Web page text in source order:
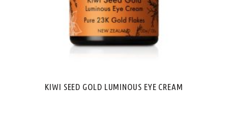
KIWI SEED GOLD LUMINOUS EYE CREAM